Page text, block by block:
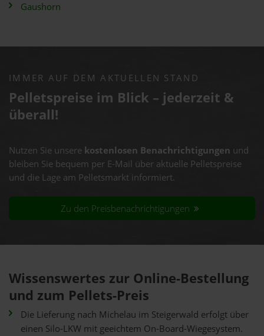
Gaushorn
IMMER AUF DEM AKTUELLEN STAND
Pelletspreise im Blick – jederzeit &
überall!
Nutzen Sie unsere kostenlosen Benachrichtigungen und
bleiben Sie bequem per E-Mail über aktuelle Pelletspreise
und die Lage am Pelletsmarkt informiert.
Zu den Preisbenachrichtigungen
Wissenswertes zur Online-Bestellung
und zum Pellets-Preis
Die Lieferung nach Michelau im Steigerwald erfolgt über
einen Silo-LKW mit geeichtem On-Board-Wiegesystem.